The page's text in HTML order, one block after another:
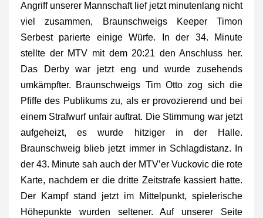
Angriff unserer Mannschaft lief jetzt minutenlang nicht
viel zusammen, Braunschweigs Keeper Timon
Serbest parierte einige Würfe. In der 34. Minute
stellte der MTV mit dem 20:21 den Anschluss her.
Das Derby war jetzt eng und wurde zusehends
umkämpfter. Braunschweigs Tim Otto zog sich die
Pfiffe des Publikums zu, als er provozierend und bei
einem Strafwurf unfair auftrat. Die Stimmung war jetzt
aufgeheizt, es wurde hitziger in der Halle.
Braunschweig blieb jetzt immer in Schlagdistanz. In
der 43. Minute sah auch der MTV’er Vuckovic die rote
Karte, nachdem er die dritte Zeitstrafe kassiert hatte.
Der Kampf stand jetzt im Mittelpunkt, spielerische
Höhepunkte wurden seltener. Auf unserer Seite